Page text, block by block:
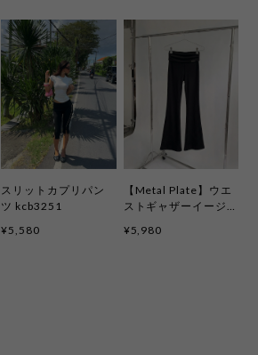
スリットカプリパン
ツ kcb3251
¥5,580
【Metal Plate】ウエ
ストギャザーイージ
kcb3193
¥5,980